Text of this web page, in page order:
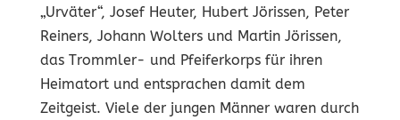
„Urväter“, Josef Heuter, Hubert Jörissen, Peter
Reiners, Johann Wolters und Martin Jörissen,
das Trommler- und Pfeiferkorps für ihren
Heimatort und entsprachen damit dem
Zeitgeist. Viele der jungen Männer waren durch